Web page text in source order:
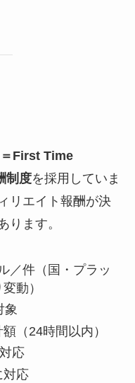
First Time
制度を採用していま
リエイト報酬が決
ります。
／件（国・プラッ
動）
象
（24時間以内）
応
対応